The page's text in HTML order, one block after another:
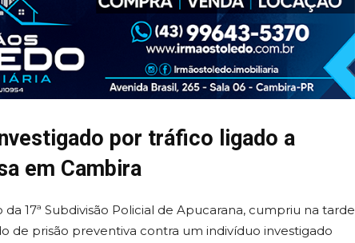
por tráfico ligado a
em Cambira
17ª Subdivisão Policial de Apucarana, cumpriu na tarde
de prisão preventiva contra um indivíduo investigado